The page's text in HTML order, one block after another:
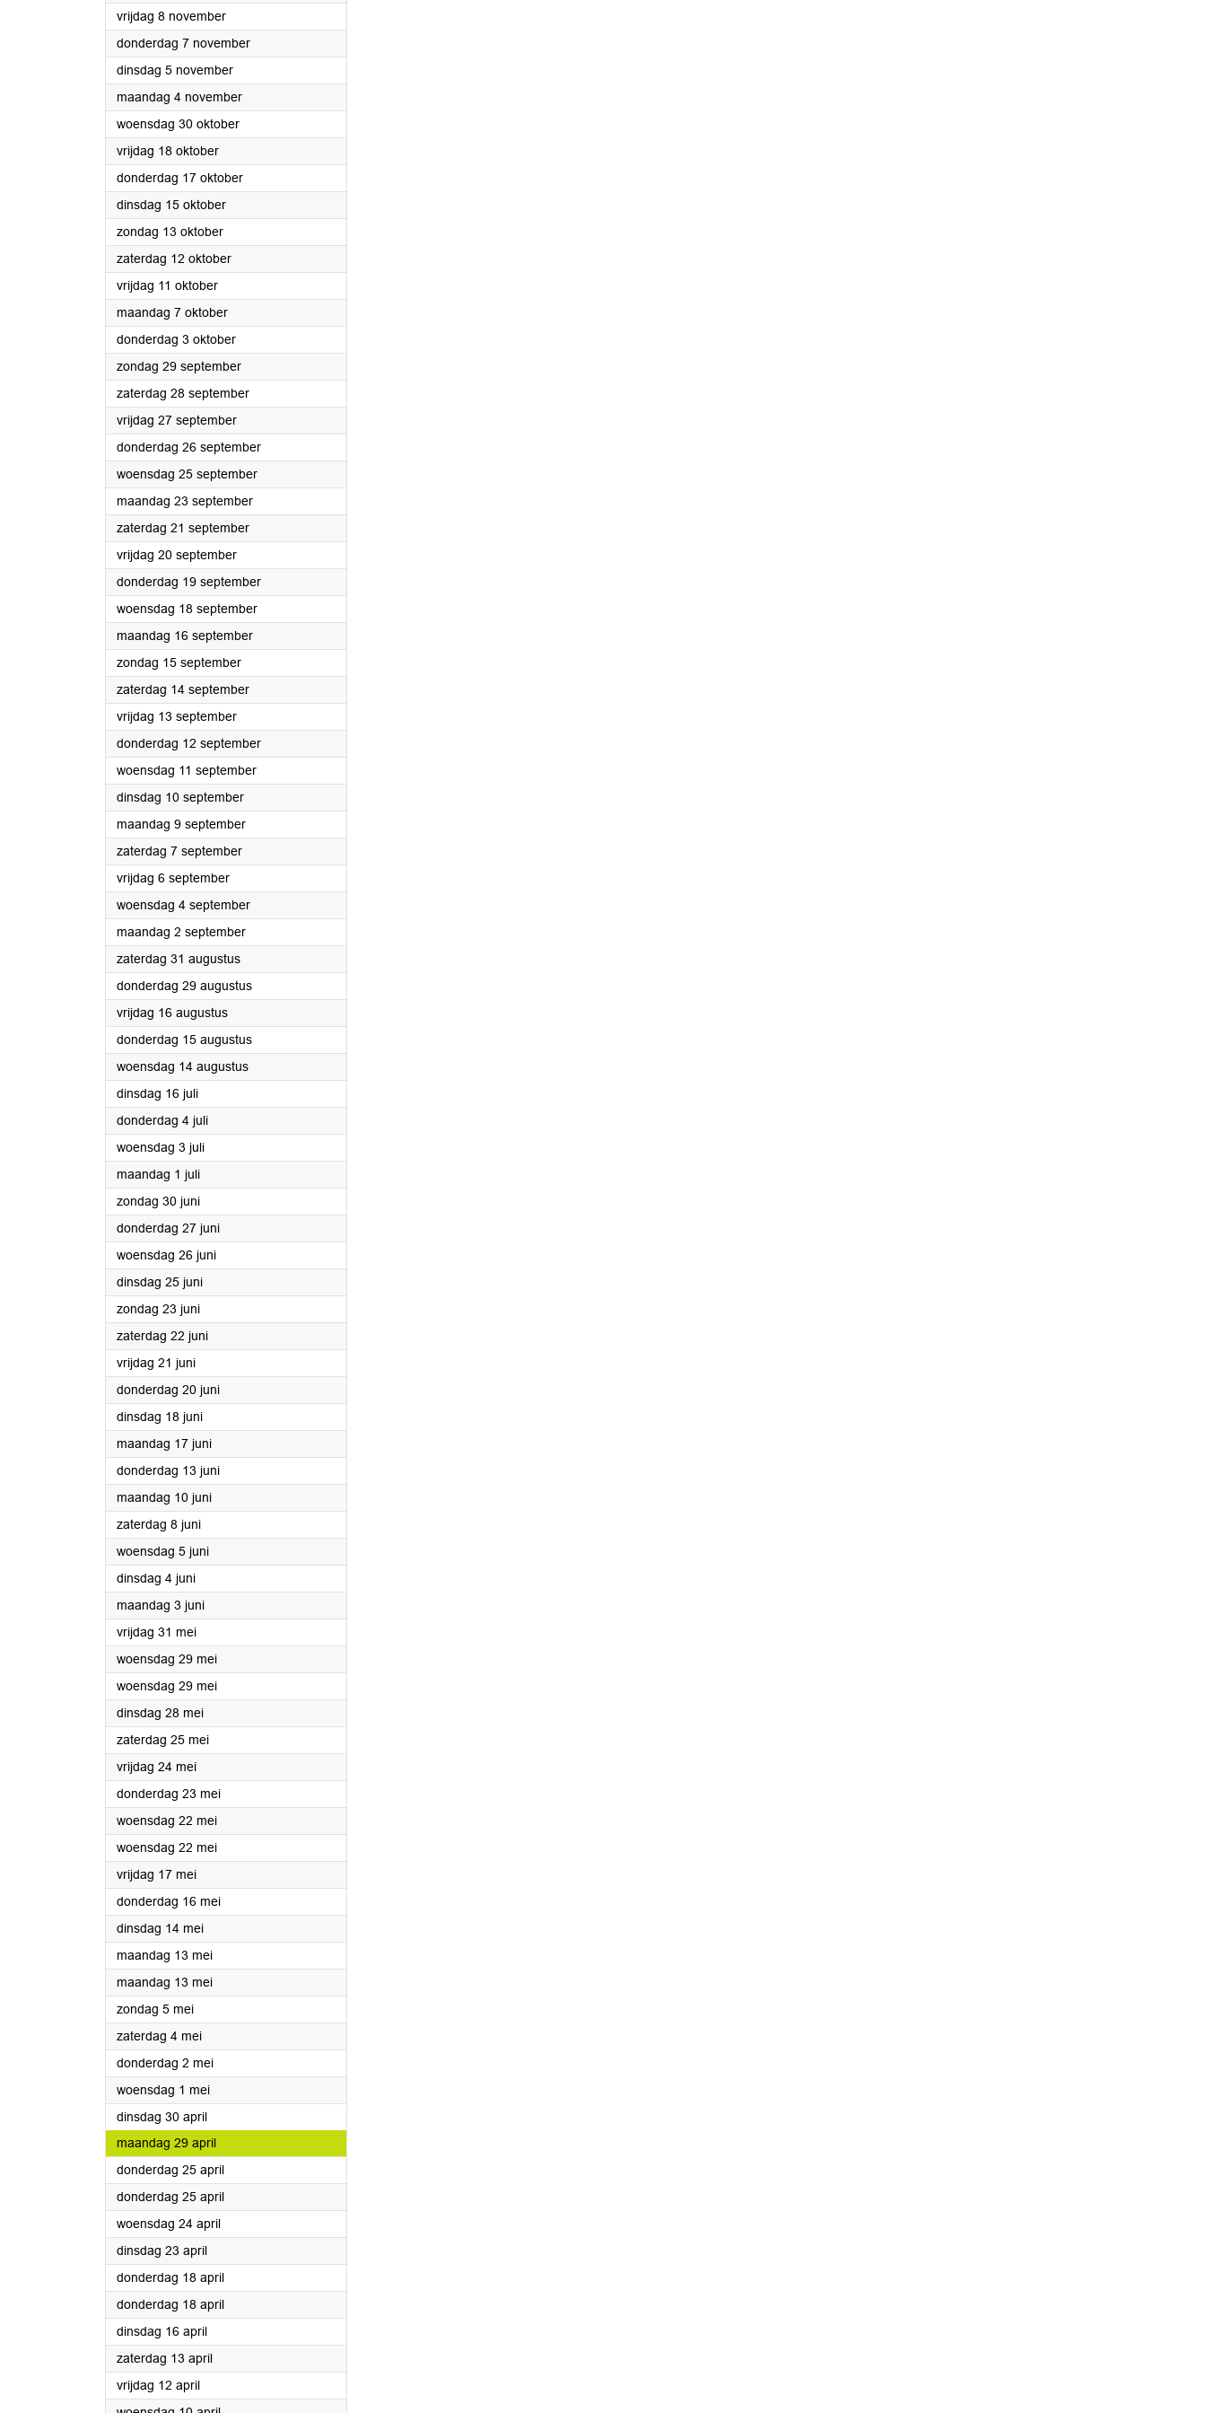
vrijdag 8 november2024
donderdag 7 november2024
dinsdag 5 november2024
maandag 4 november2024
woensdag 30 oktober2024
vrijdag 18 oktober2024
donderdag 17 oktober2024
dinsdag 15 oktober2024
zondag 13 oktober2024
zaterdag 12 oktober2024
vrijdag 11 oktober2024
maandag 7 oktober2024
donderdag 3 oktober2024
zondag 29 september2024
zaterdag 28 september2024
vrijdag 27 september2024
donderdag 26 september2024
woensdag 25 september2024
maandag 23 september2024
zaterdag 21 september2024
vrijdag 20 september2024
donderdag 19 september2024
woensdag 18 september2024
maandag 16 september2024
zondag 15 september2024
zaterdag 14 september2024
vrijdag 13 september2024
donderdag 12 september2024
woensdag 11 september2024
dinsdag 10 september2024
maandag 9 september2024
zaterdag 7 september2024
vrijdag 6 september2024
woensdag 4 september2024
maandag 2 september2024
zaterdag 31 augustus2024
donderdag 29 augustus2024
vrijdag 16 augustus2024
donderdag 15 augustus2024
woensdag 14 augustus2024
dinsdag 16 juli2024
donderdag 4 juli2024
woensdag 3 juli2024
maandag 1 juli2024
zondag 30 juni2024
donderdag 27 juni2024
woensdag 26 juni2024
dinsdag 25 juni2024
zondag 23 juni2024
zaterdag 22 juni2024
vrijdag 21 juni2024
donderdag 20 juni2024
dinsdag 18 juni2024
maandag 17 juni2024
donderdag 13 juni2024
maandag 10 juni2024
zaterdag 8 juni2024
woensdag 5 juni2024
dinsdag 4 juni2024
maandag 3 juni2024
vrijdag 31 mei2024
woensdag 29 mei2024
woensdag 29 mei2024
dinsdag 28 mei2024
zaterdag 25 mei2024
vrijdag 24 mei2024
donderdag 23 mei2024
woensdag 22 mei2024
woensdag 22 mei2024
vrijdag 17 mei2024
donderdag 16 mei2024
dinsdag 14 mei2024
maandag 13 mei2024
maandag 13 mei2024
zondag 5 mei2024
zaterdag 4 mei2024
donderdag 2 mei2024
woensdag 1 mei2024
dinsdag 30 april2024
maandag 29 april2024
donderdag 25 april2024
donderdag 25 april2024
woensdag 24 april2024
dinsdag 23 april2024
donderdag 18 april2024
donderdag 18 april2024
dinsdag 16 april2024
zaterdag 13 april2024
vrijdag 12 april2024